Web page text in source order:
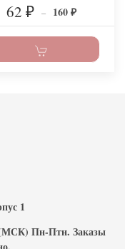
62 ₽ – 160 ₽
1
Пн-Птн. Заказы